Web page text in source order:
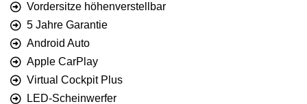
Vordersitze höhenverstellbar
5 Jahre Garantie
Android Auto
Apple CarPlay
Virtual Cockpit Plus
LED-Scheinwerfer